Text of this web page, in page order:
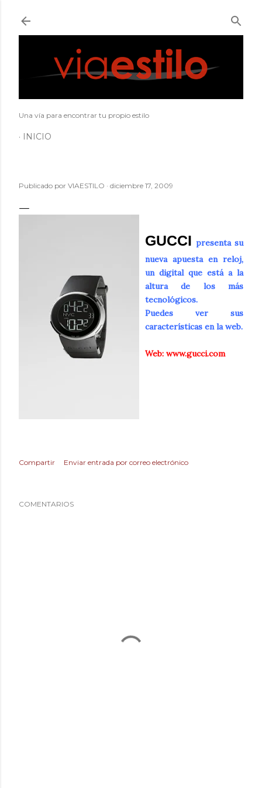
Una vía para encontrar tu propio estilo
INICIO
Publicado por VIAESTILO diciembre 17, 2009
GUCCI presenta su
nueva apuesta en reloj,
un digital que está a la
altura de los más
tecnológicos.
Puedes ver sus
características en la web.
Web: www.gucci.com
Compartir Enviar entrada por correo electrónico
COMENTARIOS